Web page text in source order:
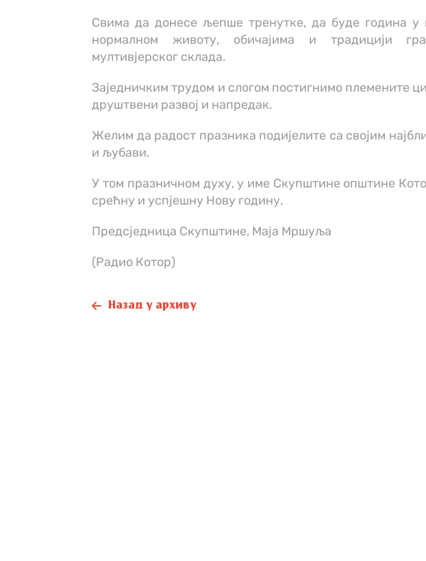
Свима да донесе љепше тренутке, да буде година у
нормалном животу, обичајима и традицији
мултивјерског склада.
Заједничким трудом и слогом постигнимо племените
друштвени развој и напредак.
Желим да радост празника подијелите са својим
и љубави.
У том празничном духу, у име Скупштине општине
срећну и успјешну Нову годину.
Предсједница Скупштине, Маја Мршуља
(Радио Котор)
Назад у архиву